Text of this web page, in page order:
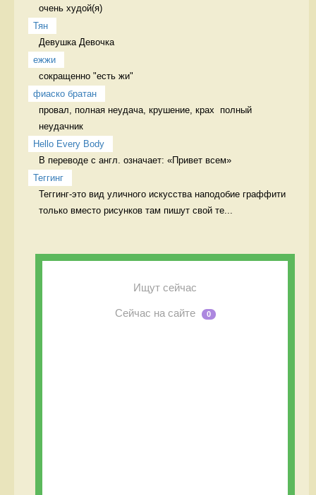
очень худой(я)
Тян
Девушка Девочка
ежжи
сокращенно "есть жи"
фиаско братан
провал, полная неудача, крушение, крах  полный
неудачник
Hello Every Body
В переводе с англ. означает: «Привет всем»
Теггинг
Теггинг-это вид уличного искусства наподобие граффити
только вместо рисунков там пишут свой те...
Ищут сейчас
Сейчас на сайте 0